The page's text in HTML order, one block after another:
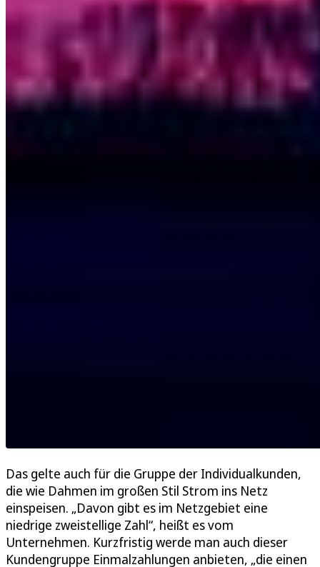
Das gelte auch für die Gruppe der Individualkunden,
die wie Dahmen im großen Stil Strom ins Netz
einspeisen. „Davon gibt es im Netzgebiet eine
niedrige zweistellige Zahl“, heißt es vom
Unternehmen. Kurzfristig werde man auch dieser
Kundengruppe Einmalzahlungen anbieten, „die einen